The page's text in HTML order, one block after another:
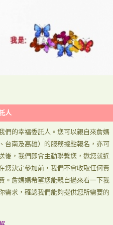
人
們的幸福委託人。您可以親自來詹媽
台南及高雄）的服務據點報名，亦可
後，我們即會主動聯繫您，邀您就近
您決定參加前，我們不會收取任何費
。詹媽媽希望您能親自過來看一下我
需求，確認我們能夠提供您所需要的